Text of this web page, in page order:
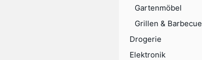
Gartenmöbel
Grillen & Barbecue
Drogerie
Elektronik